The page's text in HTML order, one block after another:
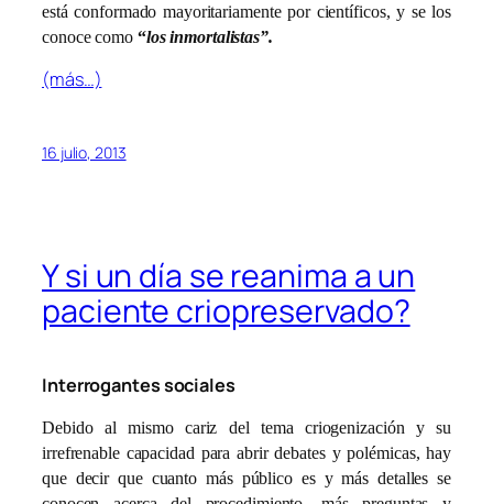
está conformado mayoritariamente por científicos, y se los
conoce como “los inmortalistas”.
(más…)
16 julio, 2013
Y si un día se reanima a un
paciente criopreservado?
Interrogantes sociales
Debido al mismo cariz del tema criogenización y su
irrefrenable capacidad para abrir debates y polémicas, hay
que decir que cuanto más público es y más detalles se